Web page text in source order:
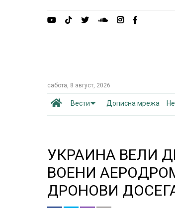
сабота, 8 август, 2026
Вести Дописна мрежа
УКРАИНА ВЕЛИ
ВОЕНИ
ДРОНОВИ